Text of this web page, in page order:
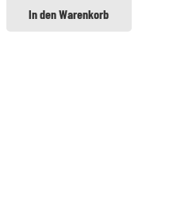
In den Warenkorb